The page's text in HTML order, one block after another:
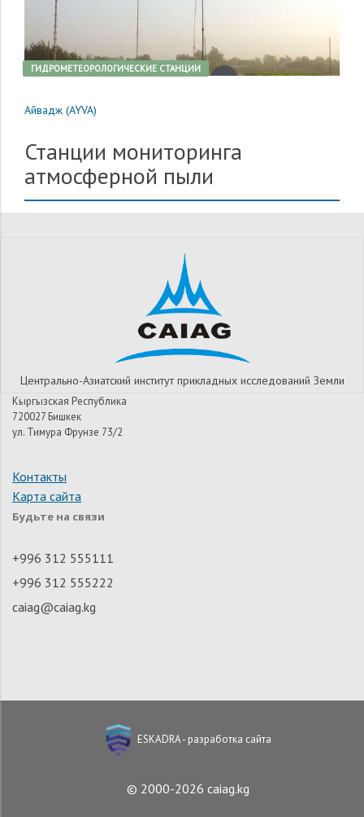
ГИДРОМЕТЕОРОЛОГИЧЕСКИЕ СТАНЦИИ
Айвадж (AYVA)
Станции мониторинга
атмосферной пыли
Центрально-Азиатский институт прикладных исследований Земли
Кыргызская Республика
720027 Бишкек
ул. Тимура Фрунзе 73/2
Контакты
Карта сайта
Будьте на связи
+996 312 555111
+996 312 555222
caiag@caiag.kg
ESKADRA - разработка сайта
© 2000-2026 caiag.kg